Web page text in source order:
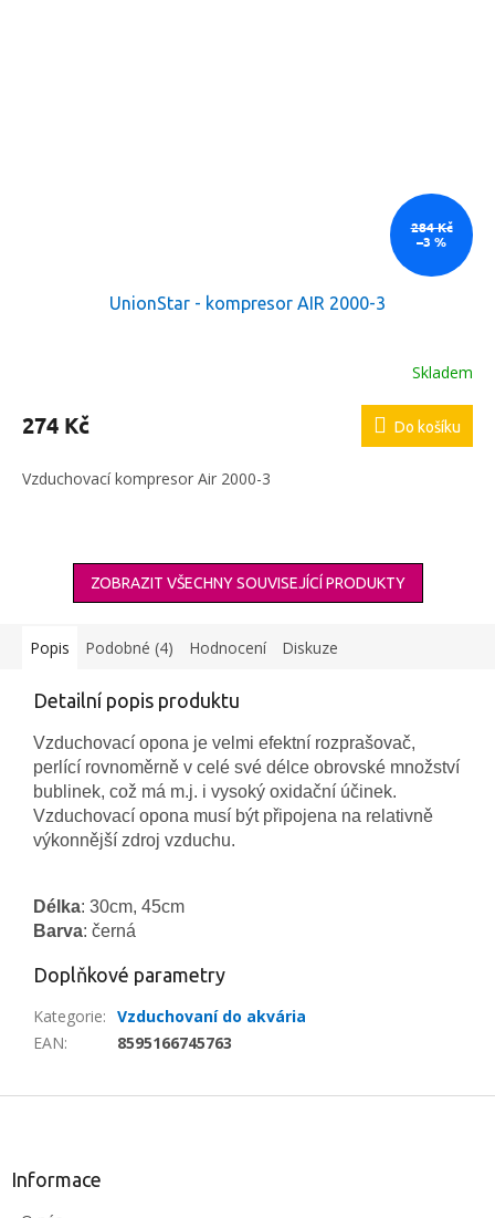
284 Kč
–3 %
UnionStar - kompresor AIR 2000-3
Skladem
274 Kč Do košíku
Vzduchovací kompresor Air 2000-3
ZOBRAZIT VŠECHNY SOUVISEJÍCÍ PRODUKTY
Popis Podobné (4) Hodnocení Diskuze
Detailní popis produktu
Vzduchovací opona je velmi efektní rozprašovač,
perlící rovnoměrně v celé své délce obrovské množství
bublinek, což má m.j. i vysoký oxidační účinek.
Vzduchovací opona musí být připojena na relativně
výkonnější zdroj vzduchu.
Délka: 30cm, 45cm
Barva: černá
Doplňkové parametry
Kategorie: Vzduchovaní do akvária
EAN: 8595166745763
Informace